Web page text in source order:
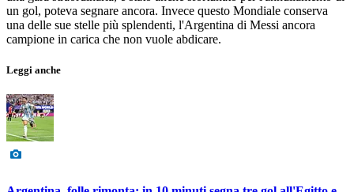
un gol, poteva segnare ancora. Invece questo Mondiale conserva
una delle sue stelle più splendenti, l'Argentina di Messi ancora
campione in carica che non vuole abdicare.
Leggi anche